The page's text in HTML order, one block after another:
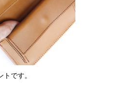
です。